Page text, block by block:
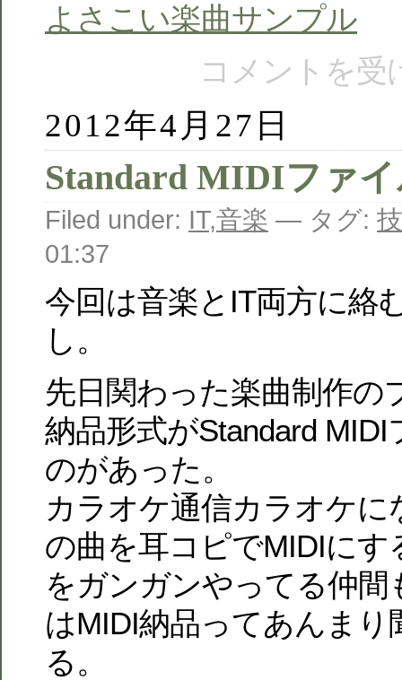
よさこい楽曲サンプル
コメントを受
2012年4月27日
Standard MIDIファ
Filed under: IT,音楽 — タグ:
01:37
今回は音楽とIT両方に絡
し。
先日関わった楽曲制作の
納品形式がStandard
のがあった。
カラオケ通信カラオケに
の曲を耳コピでMIDIにす
をガンガンやってる仲間
はMIDI納品ってあんまり
る。